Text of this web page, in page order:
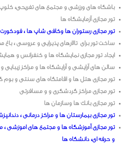
باشگاه های ورزشی و مجتمع های تفریحی،
تور مجازی آزمایشگاه ها
تور مجازی رستوران ها وکافی شاپ ها ،
ساخت تور برای تالارهای پذیرایی و عروسی ،
ایجاد تور مجازی نمایشگاه ها و کنفرانس و
سالن های آرایشی و آرایشگاه ها و مراکز زیبایی
تور مجازی هتل ها و اقامتگاه های سنتی و بوم
تور مجازی مراکز گردشگری و و مسافرتی
تور مجازی بانک ها وسازمان ها
تور مجازی بیمارستان ها و مراکز درمانی ،
تور مجازی آموزشگاه ها و مجتمع های
و حرفه ای، دانشگاه ها